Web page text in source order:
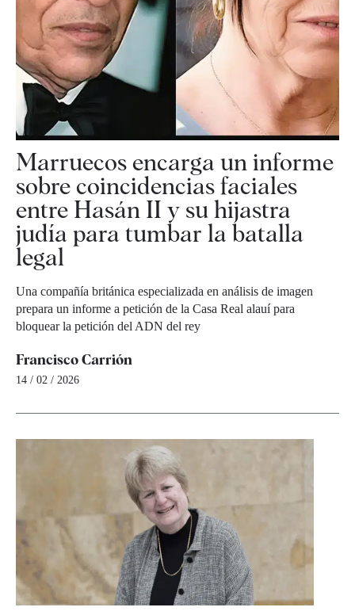
Marruecos encarga un informe
sobre coincidencias faciales
entre Hasán II y su hijastra
judía para tumbar la batalla
legal
Una compañía británica especializada en análisis de imagen
prepara un informe a petición de la Casa Real alauí para
bloquear la petición del ADN del rey
Francisco Carrión
14 / 02 / 2026